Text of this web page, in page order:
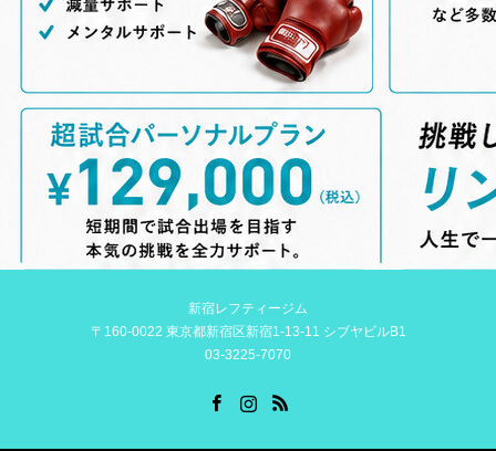
新宿レフティージム
〒160-0022 東京都新宿区新宿1-13-11 シブヤビルB1
03-3225-7070